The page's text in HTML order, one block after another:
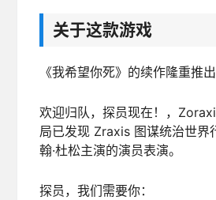
关于这款游戏
《我希望你死》的续作隆重推
欢迎归队，探员现在！，
局已发现 Zraxis 图谋统治世
翰·杜松主演的演员表演。
探员，我们需要你：